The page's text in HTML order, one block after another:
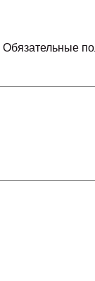
Обязательные